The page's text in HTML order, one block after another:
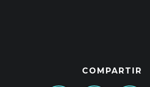
COMPARTIR